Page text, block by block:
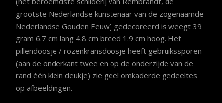
grootste Nederlandse kunstenaar van de zogenaamde
Nederlandse Gouden Eeuw) gedecoreerd is weegt 39
gram 6.7 cm lang 4.8 cm breed 1.9 cm hoog. Het
pillendoosje / rozenkransdoosje heeft gebruikssporen
(aan de onderkant twee en op de onderzijde van de
rand één klein deukje) zie geel omkaderde gedeeltes
op afbeeldingen.